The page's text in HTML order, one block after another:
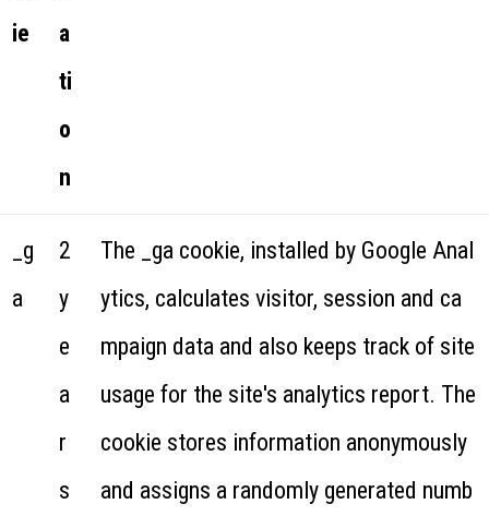
ie
a
ti
o
n
_g
a
2
y
e
a
r
s
The _ga cookie, installed by Google Anal
ytics, calculates visitor, session and ca
mpaign data and also keeps track of site
usage for the site's analytics report. The
cookie stores information anonymously
and assigns a randomly generated numb